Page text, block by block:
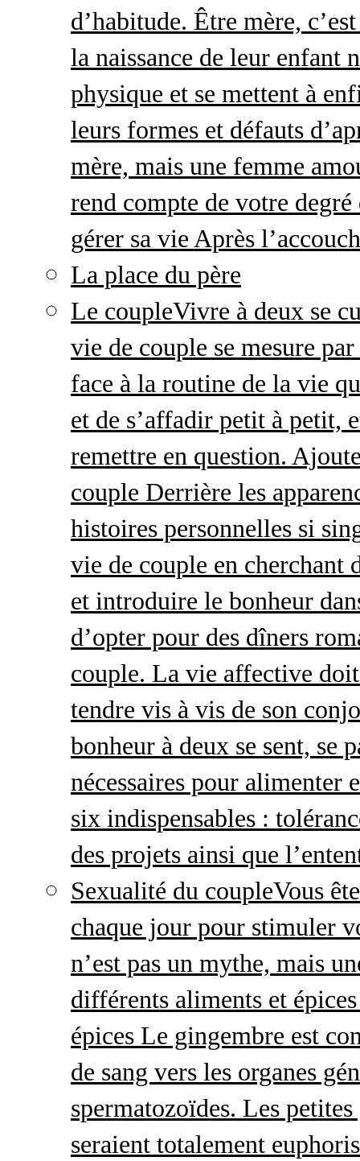
d’habitude. Être mère,
la naissance de leur enfant
physique et se mettent à
leurs formes et défauts
mère, mais une femme
rend compte de votre
gérer sa vie Après
La place du père
Le coupleVivre à deux se
vie de couple se mesure
face à la routine de la vie
et de s’affadir petit à petit,
remettre en question.
couple Derrière les
histoires personnelles si
vie de couple en cherchant
et introduire le bonheur
d’opter pour des dîners
couple. La vie affective
tendre vis à vis de son
bonheur à deux se sent, se
nécessaires pour alimenter
six indispensables :
des projets ainsi que
Sexualité du coupleVous
chaque jour pour stimuler
n’est pas un mythe, mais
différents aliments et
épices Le gingembre est
de sang vers les organes
spermatozoïdes. Les
seraient totalement